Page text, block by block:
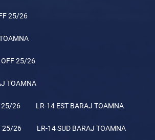
25/26
OFF 25/26
TOAMNA
25/26 LR-14 EST BARAJ TOAMNA
25/26 LR-14 SUD BARAJ TOAMNA